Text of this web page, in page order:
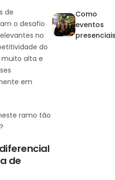
de
o desafio
no
do
alta e
em
ramo tão
de
Como
eventos